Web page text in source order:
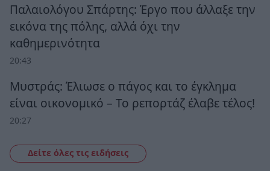
Παλαιολόγου Σπάρτης: Έργο που άλλαξε την
εικόνα της πόλης, αλλά όχι την
καθημερινότητα
20:43
Μυστράς: Έλιωσε ο πάγος και το έγκλημα
είναι οικονομικό – Το ρεπορτάζ έλαβε τέλος!
20:27
Δείτε όλες τις ειδήσεις